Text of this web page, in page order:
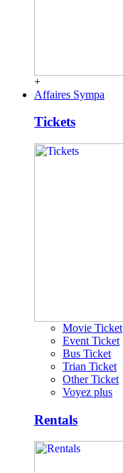
+
Affaires Sympa
Tickets
Movie Ticket
Event Ticket
Bus Ticket
Trian Ticket
Other Ticket
Voyez plus
Rentals